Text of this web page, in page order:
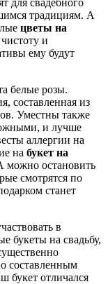
для свадебного
традициям. А
цветы на
и
ему будут
белые розы.
составленная из
Уместны также
и лучше
аллергии на
на букет на
можно остановить
смотрятся по
станет
в
букеты на свадьбу,
составленным
букет отличался